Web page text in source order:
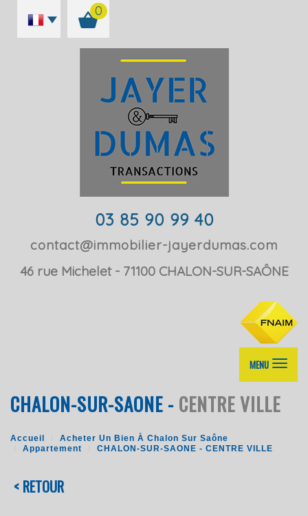
0
03 85 90 99 40
contact@immobilier-jayerdumas.com
46 rue Michelet
71100 CHALON-SUR-SAÔNE
MENU
CHALON-SUR-SAONE - CENTRE VILLE
Accueil
Acheter Un Bien À Chalon Sur Saône
Appartement
CHALON-SUR-SAONE - CENTRE VILLE
< RETOUR